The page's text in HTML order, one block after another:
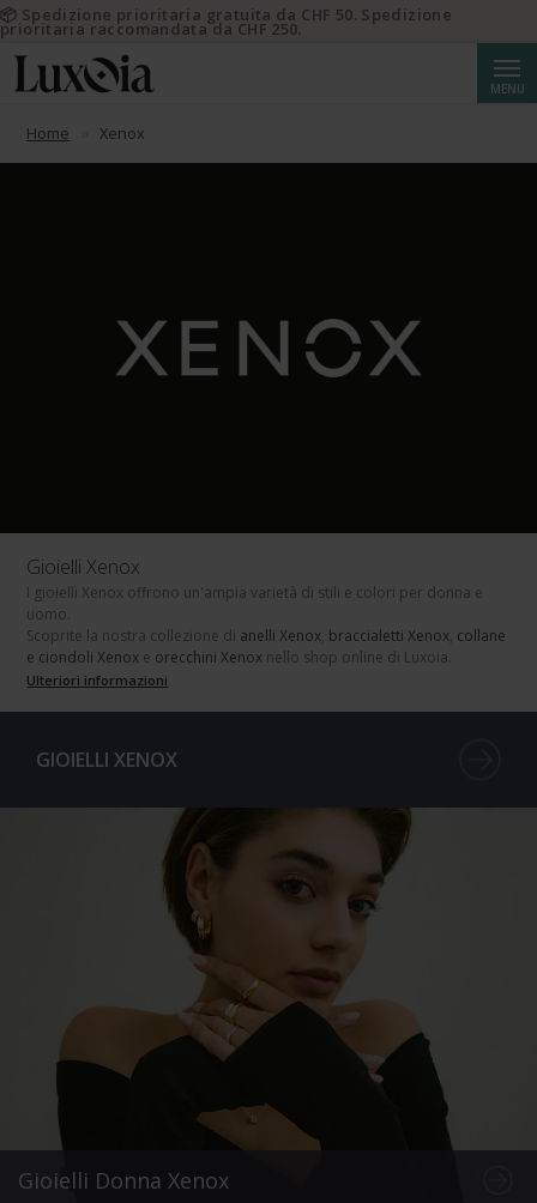
MENU
Home Xenox
Gioielli Xenox
I gioielli Xenox offrono un'ampia varietà di stili e colori per donna e
uomo.
Scoprite la nostra collezione di anelli Xenox, braccialetti Xenox, collane
e ciondoli Xenox e orecchini Xenox nello shop online di Luxoia.
Ulteriori informazioni
GIOIELLI XENOX
Gioielli Donna Xenox
📦 Spedizione prioritaria gratuita da CHF 50. Spedizione
prioritaria raccomandata da CHF 250.